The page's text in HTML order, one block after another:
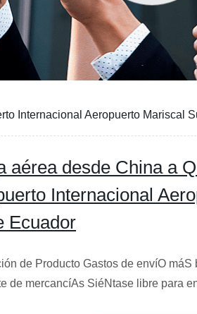
Internacional Aeropuerto Mariscal
aérea desde China a
Internacional
Ecuador
de Producto Gastos de envíO
de mercancíAs SiéNtase libre para